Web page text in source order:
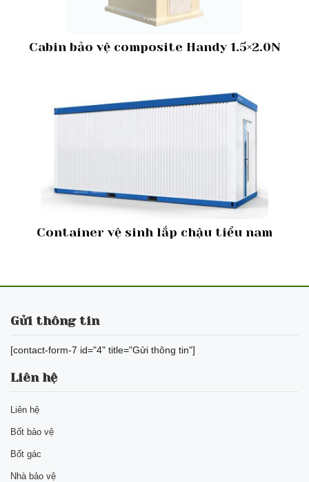
Cabin bảo vệ composite Handy 1.5×2.0N
Container vệ sinh lắp chậu tiểu nam
Gửi thông tin
[contact-form-7 id="4" title="Gửi thông tin"]
Liên hệ
Liên hệ
Bốt bảo vệ
Bốt gác
Nhà bảo vệ